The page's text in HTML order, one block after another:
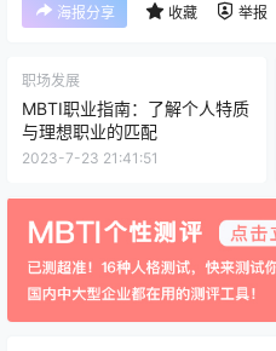
海报分享 收藏 举报
职场发展
MBTI职业指南：了解个人特质
与理想职业的匹配
2023-7-23 21:41:51